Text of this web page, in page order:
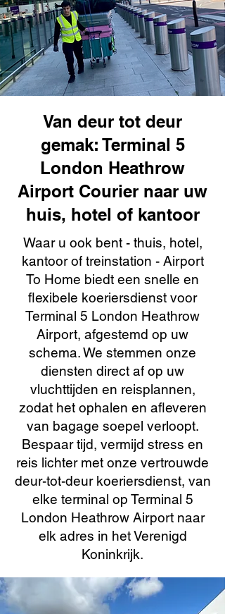
Van deur tot deur
gemak: Terminal 5
London Heathrow
Airport Courier naar uw
huis, hotel of kantoor
Waar u ook bent - thuis, hotel,
kantoor of treinstation - Airport
To Home biedt een snelle en
flexibele koeriersdienst voor
Terminal 5 London Heathrow
Airport, afgestemd op uw
schema. We stemmen onze
diensten direct af op uw
vluchttijden en reisplannen,
zodat het ophalen en afleveren
van bagage soepel verloopt.
Bespaar tijd, vermijd stress en
reis lichter met onze vertrouwde
deur-tot-deur koeriersdienst, van
elke terminal op Terminal 5
London Heathrow Airport naar
elk adres in het Verenigd
Koninkrijk.